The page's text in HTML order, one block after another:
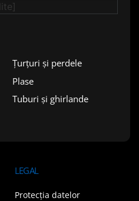
Țurțuri și perdele
Plase
Tuburi și ghirlande
LEGAL
Protecția datelor